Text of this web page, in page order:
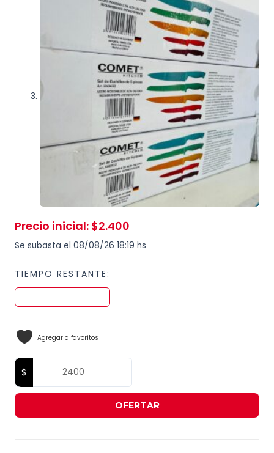
Precio inicial: $2.400
Se subasta el 08/08/26 18:19 hs
TIEMPO RESTANTE:
Agregar a favoritos
OFERTAR